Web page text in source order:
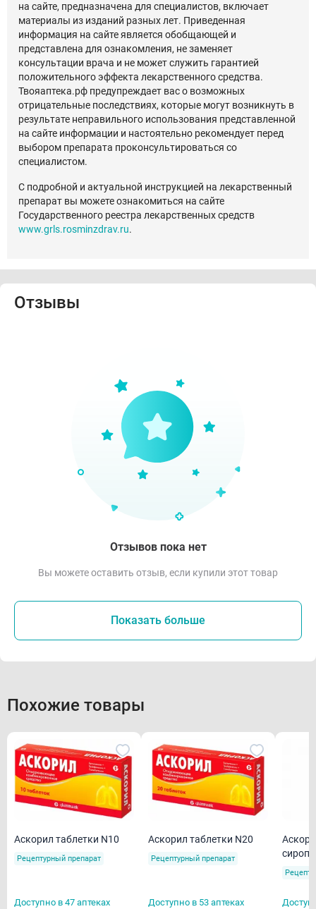
на сайте, предназначена для специалистов, включает
материалы из изданий разных лет. Приведенная
информация на сайте является обобщающей и
представлена для ознакомления, не заменяет
консультации врача и не может служить гарантией
положительного эффекта лекарственного средства.
Твояаптека.рф предупреждает вас о возможных
отрицательные последствиях, которые могут возникнуть в
результате неправильного использования представленной
на сайте информации и настоятельно рекомендует перед
выбором препарата проконсультироваться со
специалистом.
С подробной и актуальной инструкцией на лекарственный
препарат вы можете ознакомиться на сайте
Государственного реестра лекарственных средств
www.grls.rosminzdrav.ru.
Отзывы
Отзывов пока нет
Вы можете оставить отзыв, если купили этот товар
Показать больше
Похожие товары
Аскорил таблетки N10
Рецептурный препарат
Доступно в 47 аптеках
Аскорил таблетки N20
Рецептурный препарат
Доступно в 53 аптеках
сироп